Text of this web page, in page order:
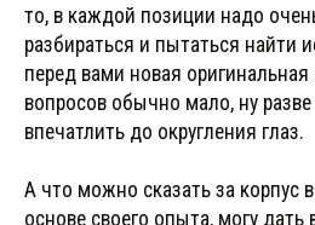
то, в каждой позиции надо
разбираться и пытаться найти
перед вами новая оригинальная
вопросов обычно мало, ну
впечатлить до округления глаз.
А что можно сказать за корпус
основе своего опыта, могу